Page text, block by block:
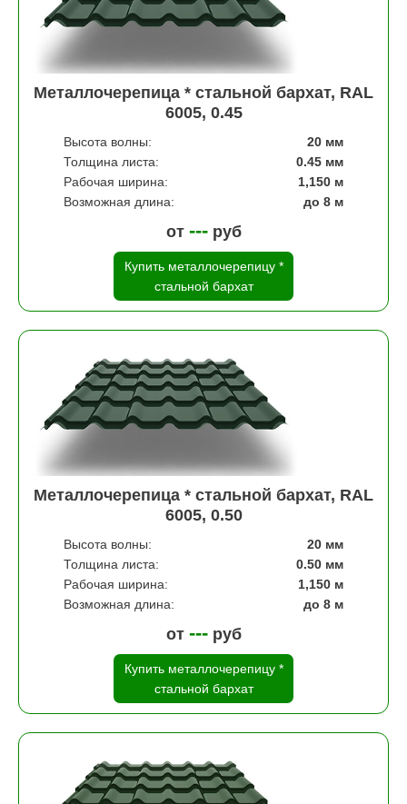
Металлочерепица * стальной бархат, RAL
6005, 0.45
Высота волны:
20 мм
Толщина листа:
0.45 мм
Рабочая ширина:
1,150 м
Возможная длина:
до 8 м
от ---руб
Купить металлочерепицу *
стальной бархат
Металлочерепица * стальной бархат, RAL
6005, 0.50
Высота волны:
20 мм
Толщина листа:
0.50 мм
Рабочая ширина:
1,150 м
Возможная длина:
до 8 м
от ---руб
Купить металлочерепицу *
стальной бархат